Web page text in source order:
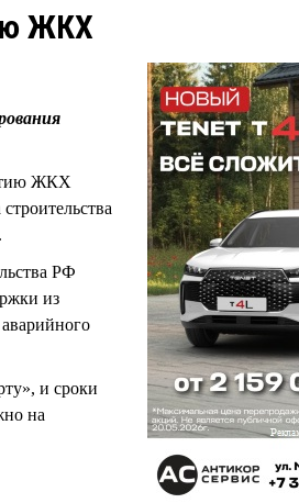
ЖКХ
ЖКХ
РФ
из
и сроки
на